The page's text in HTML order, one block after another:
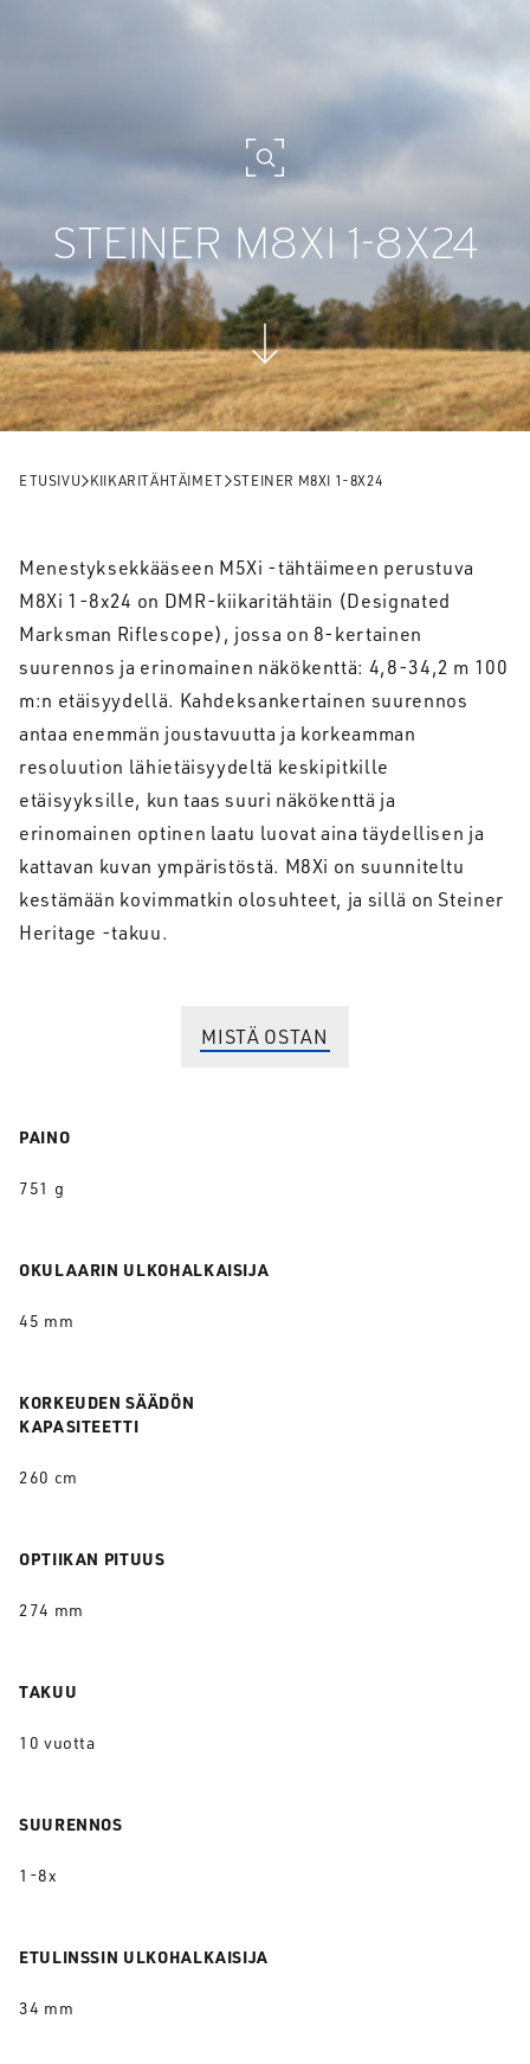
STEINER M8XI 1-8X24
ETUSIVU KIIKARITÄHTÄIMET STEINER M8XI 1-8X24
Menestyksekkääseen M5Xi -tähtäimeen perustuva
M8Xi 1-8x24 on DMR-kiikaritähtäin (Designated
Marksman Riflescope), jossa on 8-kertainen
suurennos ja erinomainen näkökenttä: 4,8-34,2 m 100
m:n etäisyydellä. Kahdeksankertainen suurennos
antaa enemmän joustavuutta ja korkeamman
resoluution lähietäisyydeltä keskipitkille
etäisyyksille, kun taas suuri näkökenttä ja
erinomainen optinen laatu luovat aina täydellisen ja
kattavan kuvan ympäristöstä. M8Xi on suunniteltu
kestämään kovimmatkin olosuhteet, ja sillä on Steiner
Heritage -takuu.
MISTÄ OSTAN
PAINO
751 g
OKULAARIN ULKOHALKAISIJA
45 mm
KORKEUDEN SÄÄDÖN
KAPASITEETTI
260 cm
OPTIIKAN PITUUS
274 mm
TAKUU
10 vuotta
SUURENNOS
1-8x
ETULINSSIN ULKOHALKAISIJA
34 mm